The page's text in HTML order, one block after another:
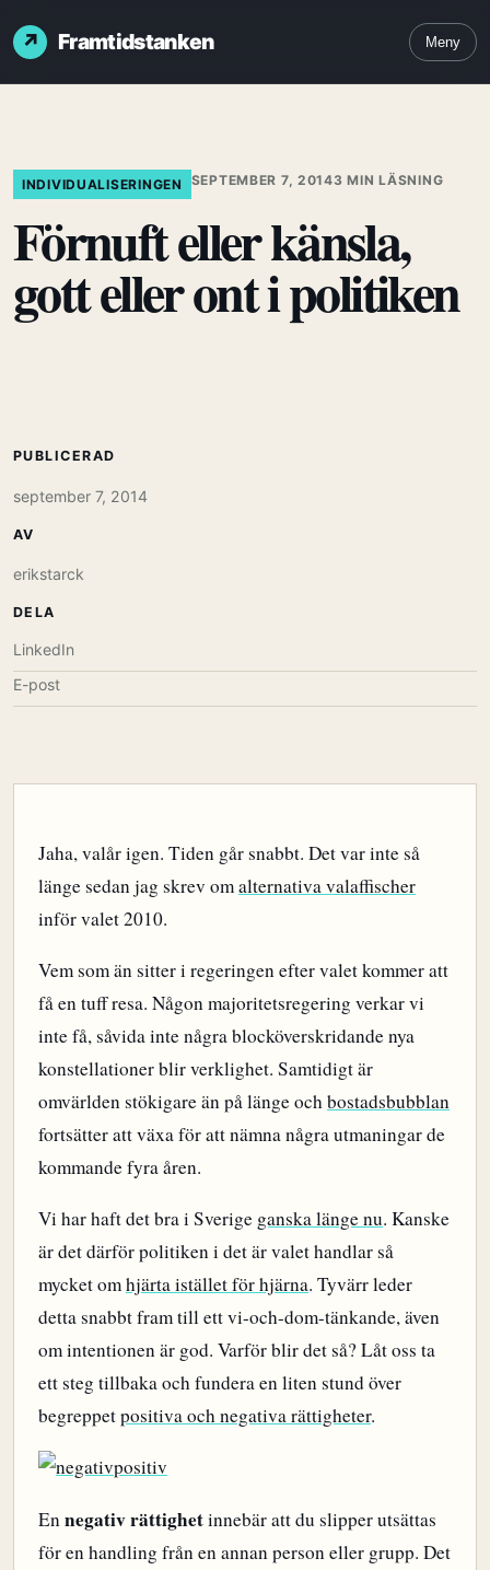
Framtidstanken Meny
INDIVIDUALISERINGEN SEPTEMBER 7, 20143 MIN LÄSNING
Förnuft eller känsla,
gott eller ont i politiken
Jaha, valår igen. Tiden går snabbt. Det var inte så
länge sedan jag skrev omalternativa valaffischer
inför valet 2010.
Vem som än sitter i regeringen efter valet kommer att
få en tuff resa. Någon majoritetsregering verkar vi
inte få, såvida inte några blocköverskridande nya
konstellationer blir verklighet. Samtidigt är
omvärlden stökigare än på länge ochbostadsbubblan
fortsätter att växa för att nämna några utmaningar de
kommande fyra åren.
Vi har haft det bra i Sverige ganska länge nu. Kanske
är det därför politiken i det är valet handlar så
mycket omhjärta istället för hjärna. Tyvärr leder
detta snabbt fram till ett vi-och-dom-tänkande, även
om intentionen är god. Varför blir det så? Låt oss ta
ett steg tillbaka och fundera en liten stund över
begreppetpositiva och negativa rättigheter.
En negativ rättighetinnebär att du slipper utsättas
för en handling från en annan person eller grupp. Det
PUBLICERAD
september 7, 2014
AV
erikstarck
DELA
LinkedIn
E-post